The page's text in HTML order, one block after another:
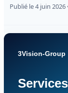
Publié le 4 juin 2026